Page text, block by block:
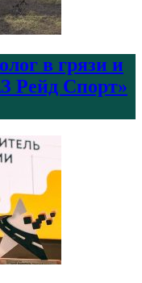
в грязи и
Рейд Спорт»